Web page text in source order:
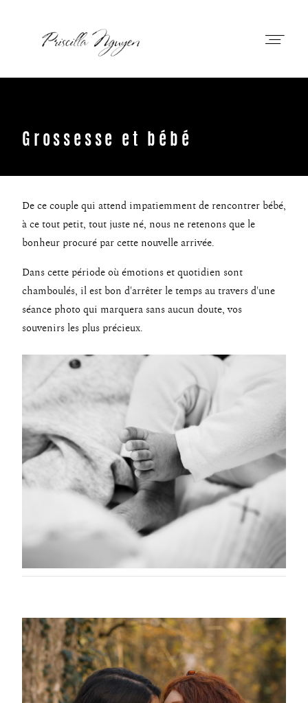
Grossesse et bébé
De ce couple qui attend impatiemment de rencontrer bébé,
à ce tout petit, tout juste né, nous ne retenons que le
bonheur procuré par cette nouvelle arrivée.
Dans cette période où émotions et quotidien sont
chamboulés, il est bon d'arrêter le temps au travers d'une
séance photo qui marquera sans aucun doute, vos
souvenirs les plus précieux.
Priscilla Nguyen
Prestations
Journal
Contact
Professionnels